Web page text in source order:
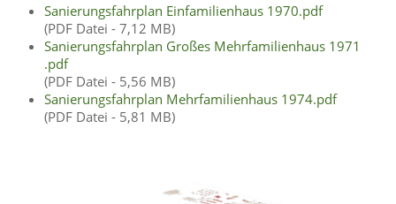
Sanierungsfahrplan Einfamilienhaus 1970.pdf
(PDF Datei - 7,12 MB)
Sanierungsfahrplan Großes Mehrfamilienhaus 1971
.pdf
(PDF Datei - 5,56 MB)
Sanierungsfahrplan Mehrfamilienhaus 1974.pdf
(PDF Datei - 5,81 MB)